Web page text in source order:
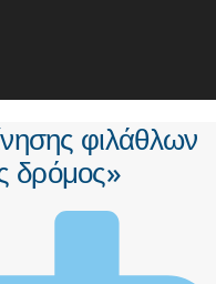
φιλάθλων
δρόμος»